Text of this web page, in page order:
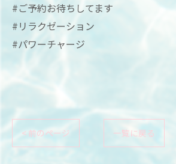
#ご予約お待ちしてます
#リラクゼーション
#パワーチャージ
< 前のページ 一覧に戻る